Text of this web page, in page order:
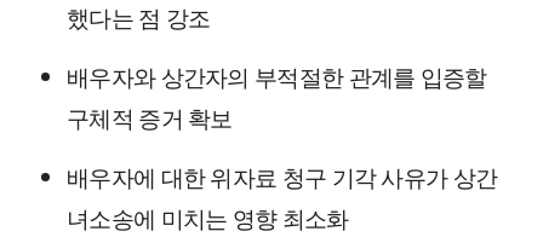
했다는 점 강조
배우자와 상간자의 부적절한 관계를 입증할
구체적 증거 확보
배우자에 대한 위자료 청구 기각 사유가 상간
녀소송에 미치는 영향 최소화